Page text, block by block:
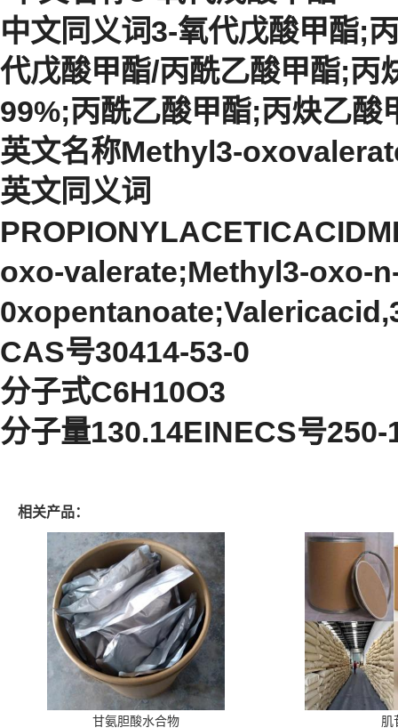
中文同义词3-氧代戊酸甲酯;
代戊酸甲酯/丙酰乙酸甲酯;丙
99%;丙酰乙酸甲酯;丙炔乙酸
英文名称Methyl3-
英文同义词
oxo-valerate;Methyl3-oxo-
CAS号30414-53-0
分子式C6H10O3
分子量130.14EINECS号
相关产品：
甘氨胆酸水合物 肌